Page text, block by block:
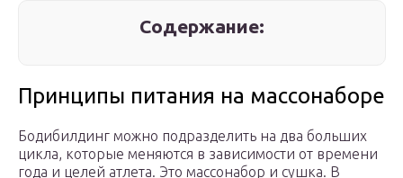
Содержание:
Принципы питания на массонаборе
Бодибилдинг можно подразделить на два больших
цикла, которые меняются в зависимости от времени
года и целей атлета. Это массонабор и сушка. В